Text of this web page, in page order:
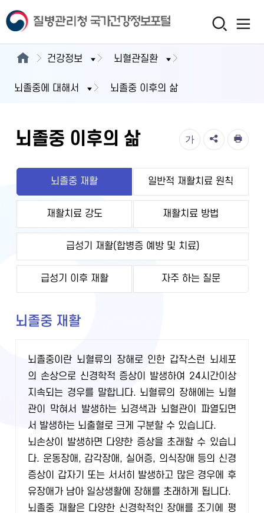
건강정보 뇌혈관질환
뇌졸중에 대해서 뇌졸중 이후의 삶
뇌졸중 이후의 삶 가
뇌졸중 재활 일반적 재활치료 원칙
재활치료 강도 재활치료 방법
급성기 재활(합병증 예방 및 치료)
급성기 이후 재활 자주 하는 질문
뇌졸중 재활
뇌졸중이란 뇌혈류의 장해로 인한 갑작스런 뇌세포
의 손상으로 신경학적 증상이 발생하여 24시간이상
지속되는 경우를 말합니다. 뇌혈류의 장해에는 뇌혈
관이 막혀서 발생하는 뇌경색과 뇌혈관이 파열되면
서 발생하는 뇌출혈로 크게 구분할 수 있습니다.
뇌손상이 발생하면 다양한 증상을 초래할 수 있습니
다. 운동장애, 감각장애, 실어증, 의식장애 등의 신경
증상이 갑자기 또는 서서히 발생하고 많은 경우에 후
유장애가 남아 일상생활에 장해를 초래하게 됩니다.
뇌졸중 재활은 다양한 신경학적인 장애를 조기에 평